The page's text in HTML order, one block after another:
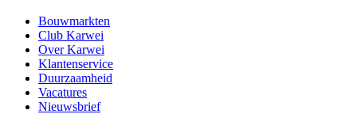
Bouwmarkten
Club Karwei
Over Karwei
Klantenservice
Duurzaamheid
Vacatures
Nieuwsbrief